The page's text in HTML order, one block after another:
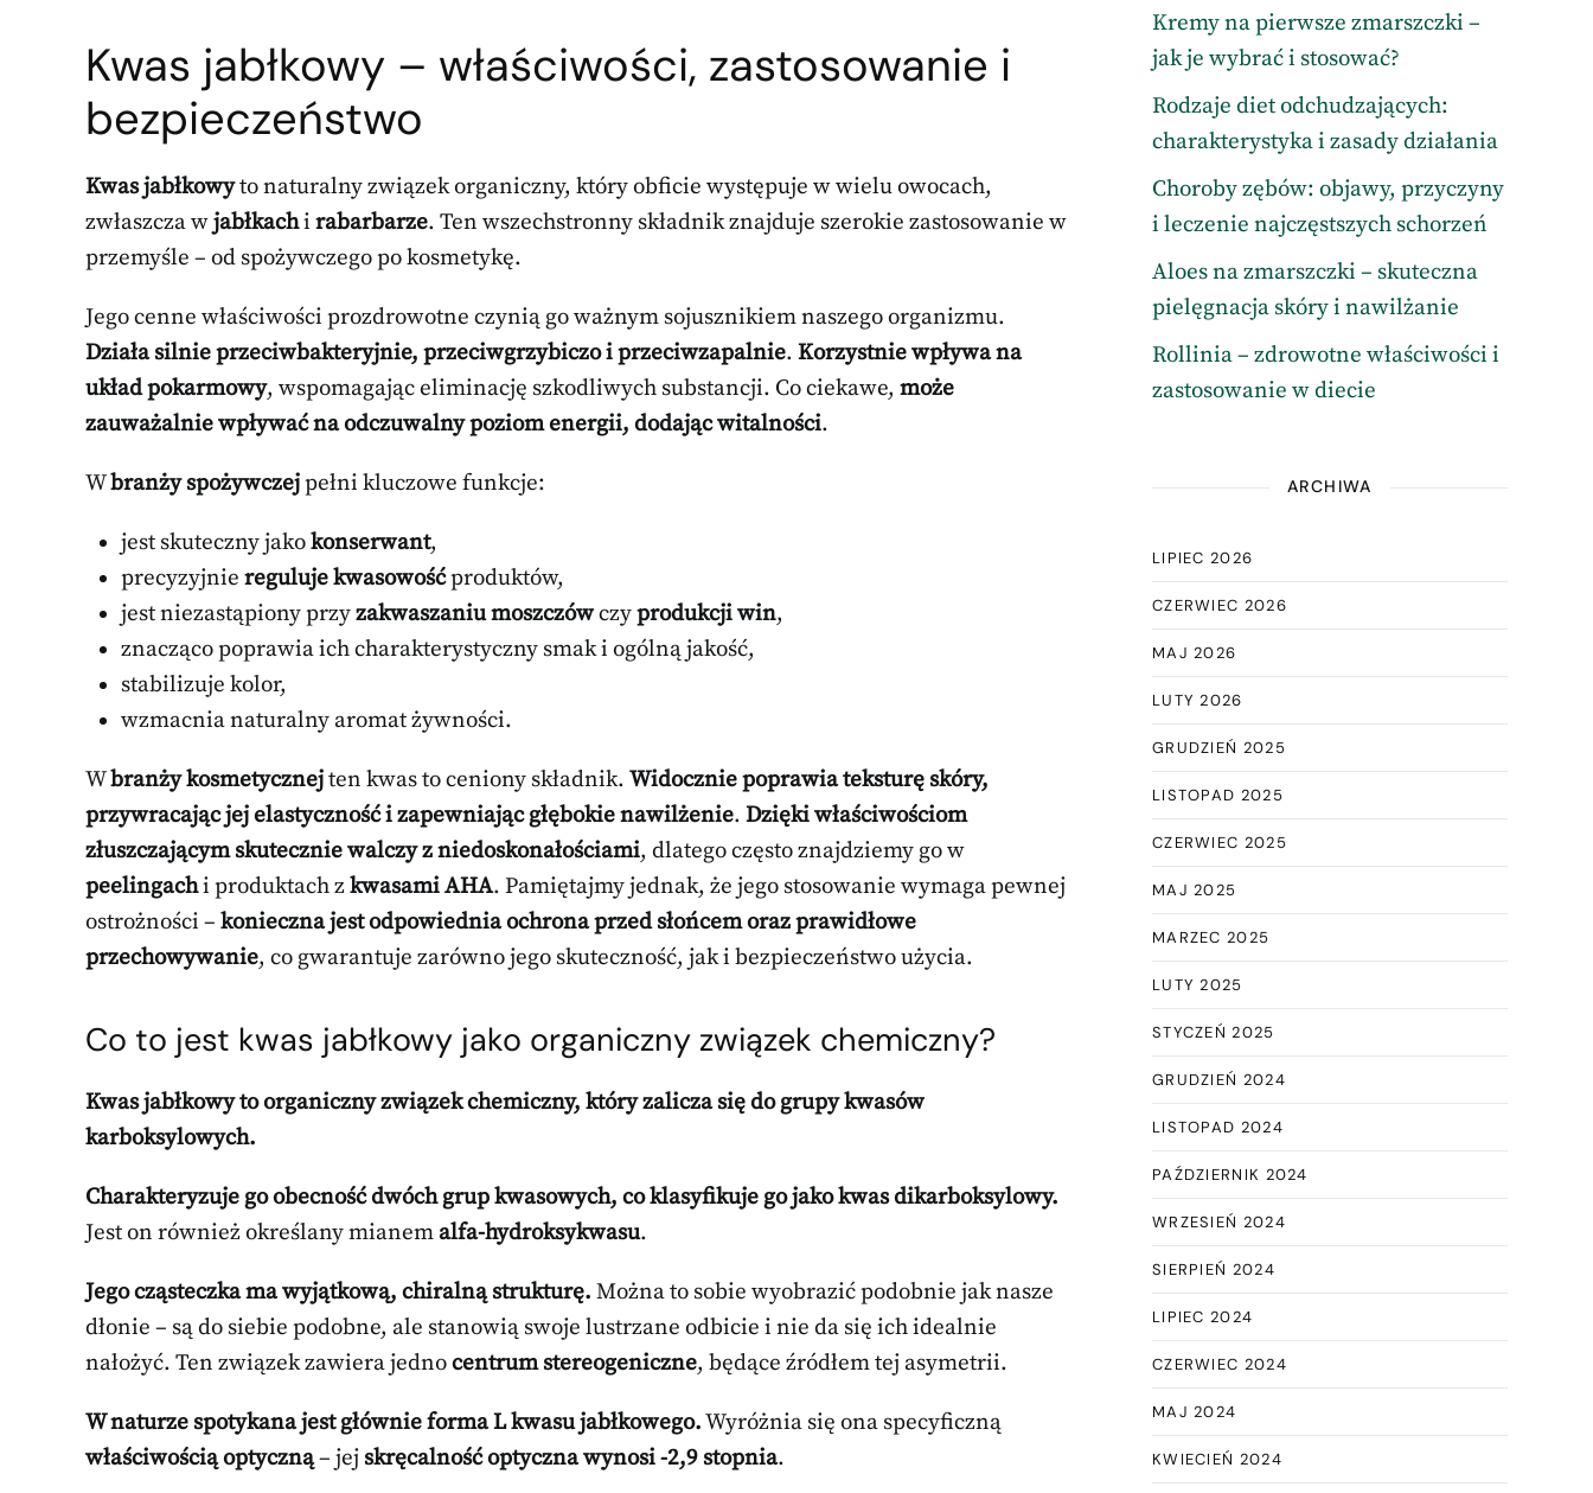
Kwas jabłkowy – właściwości, zastosowanie i
bezpieczeństwo
Kwas jabłkowyto naturalny związek organiczny, który obficie występuje w wielu owocach,
zwłaszcza wjabłkachi rabarbarze. Ten wszechstronny składnik znajduje szerokie zastosowanie w
przemyśle – od spożywczego po kosmetykę.
Jego cenne właściwości prozdrowotne czynią go ważnym sojusznikiem naszego organizmu.
Działa silnie przeciwbakteryjnie, przeciwgrzybiczo i przeciwzapalnie. Korzystnie wpływa na
układ pokarmowy, wspomagając eliminację szkodliwych substancji. Co ciekawe, może
zauważalnie wpływać na odczuwalny poziom energii, dodając witalności.
Wbranży spożywczejpełni kluczowe funkcje:
jest skuteczny jakokonserwant,
precyzyjnie reguluje kwasowośćproduktów,
jest niezastąpiony przyzakwaszaniu moszczówczyprodukcji win,
znacząco poprawia ich charakterystyczny smak i ogólną jakość,
stabilizuje kolor,
wzmacnia naturalny aromat żywności.
Wbranży kosmetycznejten kwas to ceniony składnik. Widocznie poprawia teksturę skóry,
przywracając jej elastyczność i zapewniając głębokie nawilżenie. Dzięki właściwościom
złuszczającym skutecznie walczy z niedoskonałościami, dlatego często znajdziemy go w
peelingachi produktach zkwasami AHA. Pamiętajmy jednak, że jego stosowanie wymaga pewnej
ostrożności – konieczna jest odpowiednia ochrona przed słońcem oraz prawidłowe
przechowywanie, co gwarantuje zarówno jego skuteczność, jak i bezpieczeństwo użycia.
Co to jest kwas jabłkowy jako organiczny związek chemiczny?
Kwas jabłkowy to organiczny związek chemiczny, który zalicza się do grupy kwasów
karboksylowych.
Charakteryzuje go obecność dwóch grup kwasowych, co klasyfikuje go jako kwas dikarboksylowy.
Jest on również określany mianemalfa-hydroksykwasu.
Jego cząsteczka ma wyjątkową, chiralną strukturę. Można to sobie wyobrazić podobnie jak nasze
dłonie – są do siebie podobne, ale stanowią swoje lustrzane odbicie i nie da się ich idealnie
nałożyć. Ten związek zawiera jednocentrum stereogeniczne, będące źródłem tej asymetrii.
W naturze spotykana jest głównie forma L kwasu jabłkowego.Wyróżnia się ona specyficzną
właściwością optyczną– jej skręcalność optyczna wynosi -2,9 stopnia.
Kremy na pierwsze zmarszczki –
jak je wybrać i stosować?
Rodzaje diet odchudzających:
charakterystyka i zasady działania
Choroby zębów: objawy, przyczyny
i leczenie najczęstszych schorzeń
Aloes na zmarszczki – skuteczna
pielęgnacja skóry i nawilżanie
Rollinia – zdrowotne właściwości i
zastosowanie w diecie
ARCHIWA
LIPIEC 2026
CZERWIEC 2026
MAJ 2026
LUTY 2026
GRUDZIEŃ 2025
LISTOPAD 2025
CZERWIEC 2025
MAJ 2025
MARZEC 2025
LUTY 2025
STYCZEŃ 2025
GRUDZIEŃ 2024
LISTOPAD 2024
PAŹDZIERNIK 2024
WRZESIEŃ 2024
SIERPIEŃ 2024
LIPIEC 2024
CZERWIEC 2024
MAJ 2024
KWIECIEŃ 2024